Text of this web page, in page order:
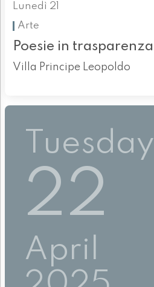
Lunedì 21
Arte
Poesie in trasparenza
Villa Principe Leopoldo
Tuesday
22
April